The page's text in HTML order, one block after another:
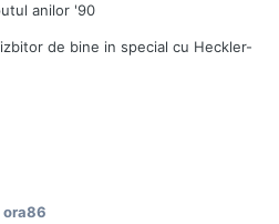
anilor '90
de bine in special cu Heckler-
ora86